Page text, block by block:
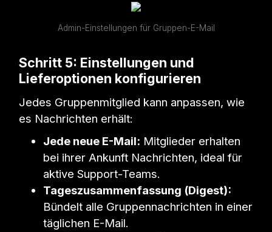
Admin-Einstellungen für Gruppen-E-Mail
Schritt 5: Einstellungen und
Lieferoptionen konfigurieren
Jedes Gruppenmitglied kann anpassen, wie
es Nachrichten erhält:
Jede neue E-Mail: Mitglieder erhalten
bei ihrer Ankunft Nachrichten, ideal für
aktive Support-Teams.
Tageszusammenfassung (Digest):
Bündelt alle Gruppennachrichten in einer
täglichen E-Mail.